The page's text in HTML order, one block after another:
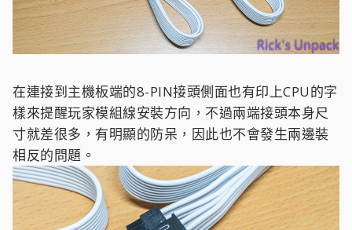
在連接到主機板端的8-PIN接頭側面也有印上CPU的字
樣來提醒玩家模組線安裝方向，不過兩端接頭本身尺
寸就差很多，有明顯的防呆，因此也不會發生兩邊裝
相反的問題。